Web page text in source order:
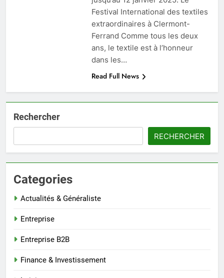
Festival International des textiles
extraordinaires à Clermont-
Ferrand Comme tous les deux
ans, le textile est à l’honneur
dans les…
Read Full News
Rechercher
RECHERCHER
Categories
Actualités & Généraliste
Entreprise
Entreprise B2B
Finance & Investissement